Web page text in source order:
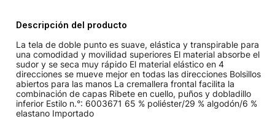
Descripción del producto
La tela de doble punto es suave, elástica y transpirable para
una comodidad y movilidad superiores El material absorbe el
sudor y se seca muy rápido El material elástico en 4
direcciones se mueve mejor en todas las direcciones Bolsillos
abiertos para las manos La cremallera frontal facilita la
combinación de capas Ribete en cuello, puños y dobladillo
inferior Estilo n.°: 6003671 65 % poliéster/29 % algodón/6 %
elastano Importado